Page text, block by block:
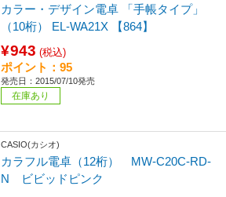
カラー・デザイン電卓 「手帳タイプ」
（10桁） EL-WA21X 【864】
¥943 (税込)
ポイント：95
発売日：2015/07/10発売
在庫あり
CASIO(カシオ)
カラフル電卓（12桁） MW-C20C-RD-
N ビビッドピンク